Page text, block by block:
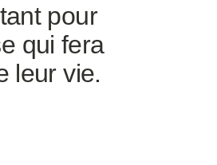
pour
qui fera
leur vie.